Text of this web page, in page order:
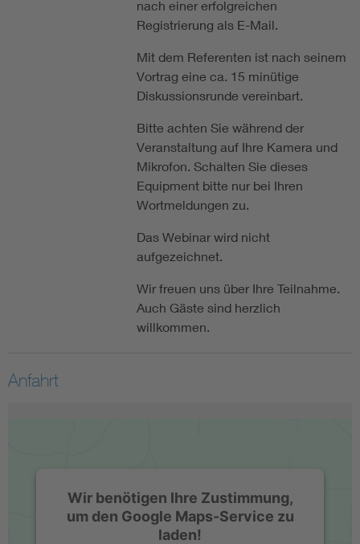
nach einer erfolgreichen
Registrierung als E-Mail.
Mit dem Referenten ist nach seinem
Vortrag eine ca. 15 minütige
Diskussionsrunde vereinbart.
Bitte achten Sie während der
Veranstaltung auf Ihre Kamera und
Mikrofon. Schalten Sie dieses
Equipment bitte nur bei Ihren
Wortmeldungen zu.
Das Webinar wird nicht
aufgezeichnet.
Wir freuen uns über Ihre Teilnahme.
Auch Gäste sind herzlich
willkommen.
Anfahrt
Wir benötigen Ihre Zustimmung,
um den Google Maps-Service zu
laden!